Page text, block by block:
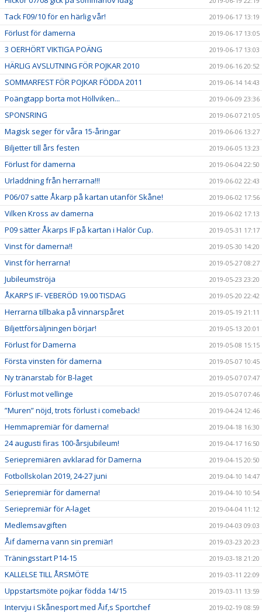
Tack F09/10 för en härlig vår! 2019-06-17 13:19
Förlust för damerna 2019-06-17 13:05
3 OERHÖRT VIKTIGA POÄNG 2019-06-17 13:03
HÄRLIG AVSLUTNING FÖR POJKAR 2010 2019-06-16 20:52
SOMMARFEST FÖR POJKAR FÖDDA 2011 2019-06-14 14:43
Poängtapp borta mot Höllviken... 2019-06-09 23:36
SPONSRING 2019-06-07 21:05
Magisk seger för våra 15-åringar 2019-06-06 13:27
Biljetter till års festen 2019-06-05 13:23
Förlust för damerna 2019-06-04 22:50
Urladdning från herrarna!!! 2019-06-02 22:43
P06/07 satte Åkarp på kartan utanför Skåne! 2019-06-02 17:56
Vilken Kross av damerna 2019-06-02 17:13
P09 sätter Åkarps IF på kartan i Halör Cup. 2019-05-31 17:17
Vinst för damerna!! 2019-05-30 14:20
Vinst för herrarna! 2019-05-27 08:27
Jubileumströja 2019-05-23 23:20
ÅKARPS IF- VEBERÖD 19.00 TISDAG 2019-05-20 22:42
Herrarna tillbaka på vinnarspåret 2019-05-19 21:11
Biljettförsäljningen börjar! 2019-05-13 20:01
Förlust för Damerna 2019-05-08 15:15
Första vinsten för damerna 2019-05-07 10:45
Ny tränarstab för B-laget 2019-05-07 07:47
Förlust mot vellinge 2019-05-07 07:46
”Muren” nöjd, trots förlust i comeback! 2019-04-24 12:46
Hemmapremiär för damerna! 2019-04-18 16:30
24 augusti firas 100-årsjubileum! 2019-04-17 16:50
Seriepremiären avklarad för Damerna 2019-04-15 20:50
Fotbollskolan 2019, 24-27 juni 2019-04-10 14:47
Seriepremiär för damerna! 2019-04-10 10:54
Seriepremiär för A-laget 2019-04-04 11:12
Medlemsavgiften 2019-04-03 09:03
Åif damerna vann sin premiär! 2019-03-23 20:23
Träningsstart P14-15 2019-03-18 21:20
KALLELSE TILL ÅRSMÖTE 2019-03-11 22:09
Uppstartsmöte pojkar födda 14/15 2019-03-11 13:59
Intervju i Skånesport med Åif,s Sportchef 2019-02-19 08:59